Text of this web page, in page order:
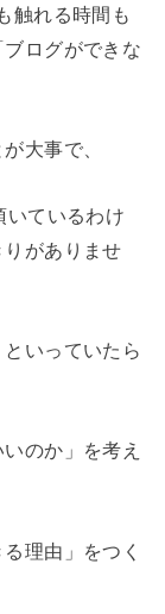
触れる時間も
ログができな
大事で、
いているわけ
がありませ
いっていたら
のか」を考え
理由」をつく